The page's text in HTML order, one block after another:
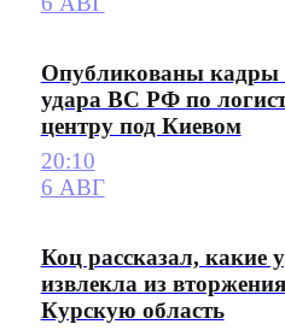
Опубликованы кадры
удара ВС РФ по
центру под Киевом
20:10
6 АВГ
Коц рассказал, какие
извлекла из
Курскую область